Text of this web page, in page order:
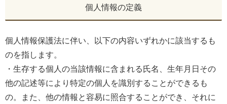
個人情報の定義
個人情報保護法に伴い、以下の内容いずれかに該当するも
のを指します。
・生存する個人の当該情報に含まれる氏名、生年月日その
他の記述等により特定の個人を識別することができるも
の。また、他の情報と容易に照合することができ、それに